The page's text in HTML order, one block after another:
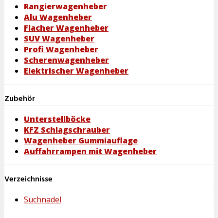
Rangierwagenheber
Alu Wagenheber
Flacher Wagenheber
SUV Wagenheber
Profi Wagenheber
Scherenwagenheber
Elektrischer Wagenheber
Zubehör
Unterstellböcke
KFZ Schlagschrauber
Wagenheber Gummiauflage
Auffahrrampen mit Wagenheber
Verzeichnisse
Suchnadel